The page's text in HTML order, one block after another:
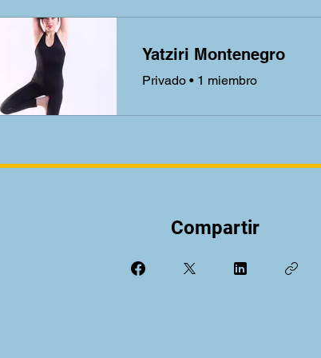
Yatziri Montenegro
Privado • 1 miembro
Compartir